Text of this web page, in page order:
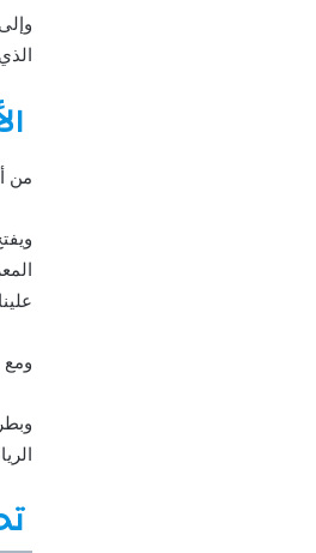
من
ومع
الرياضي، لهذا أنشأ 4